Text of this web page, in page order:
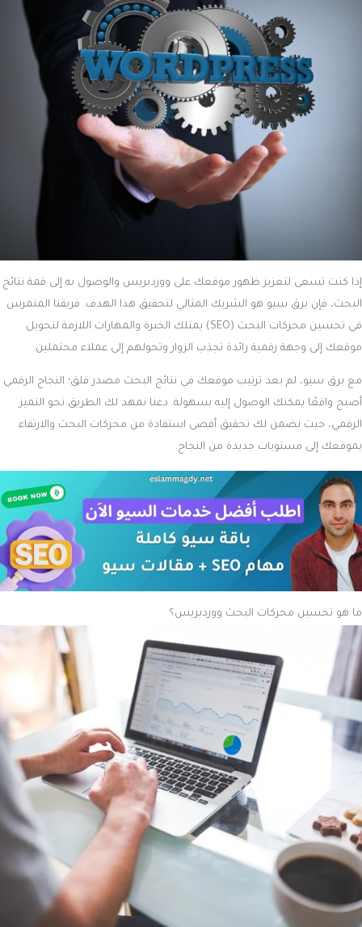
إذا كنت تسعى لتعزيز ظهور موقعك على ووردبريس والوصول به إلى قمة نتائج
البحث، فإن برق سيو هو الشريك المثالي لتحقيق هذا الهدف. فريقنا المتمرس
في تحسين محركات البحث (SEO) يمتلك الخبرة والمهارات اللازمة لتحويل
موقعك إلى وجهة رقمية رائدة تجذب الزوار وتحولهم إلى عملاء محتملين.
مع برق سيو، لم يعد ترتيب موقعك في نتائج البحث مصدر قلق؛ النجاح الرقمي
أصبح واقعًا يمكنك الوصول إليه بسهولة. دعنا نمهد لك الطريق نحو التميز
الرقمي، حيث نضمن لك تحقيق أقصى استفادة من محركات البحث والارتقاء
بموقعك إلى مستويات جديدة من النجاح.
ما هو تحسين محركات البحث ووردبريس؟